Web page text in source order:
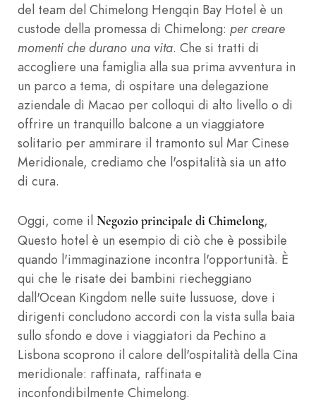
del team del Chimelong Hengqin Bay Hotel è un
custode della promessa di Chimelong: per creare
momenti che durano una vita. Che si tratti di
accogliere una famiglia alla sua prima avventura in
un parco a tema, di ospitare una delegazione
aziendale di Macao per colloqui di alto livello o di
offrire un tranquillo balcone a un viaggiatore
solitario per ammirare il tramonto sul Mar Cinese
Meridionale, crediamo che l'ospitalità sia un atto
di cura.
Oggi, come il Negozio principale di Chimelong,
Questo hotel è un esempio di ciò che è possibile
quando l'immaginazione incontra l'opportunità. È
qui che le risate dei bambini riecheggiano
dall'Ocean Kingdom nelle suite lussuose, dove i
dirigenti concludono accordi con la vista sulla baia
sullo sfondo e dove i viaggiatori da Pechino a
Lisbona scoprono il calore dell'ospitalità della Cina
meridionale: raffinata, raffinata e
inconfondibilmente Chimelong.